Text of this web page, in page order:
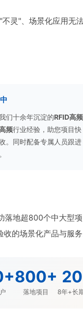
不灵"、场景化应用无
们十余年沉淀的RFID高频
频行业经验，助您项目快
。同时配备专属人员跟进
落地超800个中大型
的场景化产品与服务
800+
落地项目 8年+长